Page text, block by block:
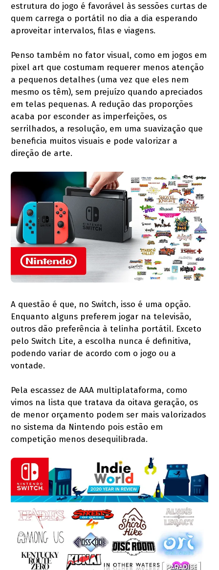
estrutura do jogo é favorável às sessões curtas de
quem carrega o portátil no dia a dia esperando
aproveitar intervalos, filas e viagens.
Penso também no fator visual, como em jogos em
pixel art que costumam requerer menos atenção
a pequenos detalhes (uma vez que eles nem
mesmo os têm), sem prejuízo quando apreciados
em telas pequenas. A redução das proporções
acaba por esconder as imperfeições, os
serrilhados, a resolução, em uma suavização que
beneficia muitos visuais e pode valorizar a
direção de arte.
A questão é que, no Switch, isso é uma opção.
Enquanto alguns preferem jogar na televisão,
outros dão preferência à telinha portátil. Exceto
pelo Switch Lite, a escolha nunca é definitiva,
podendo variar de acordo com o jogo ou a
vontade.
Pela escassez de AAA multiplataforma, como
vimos na lista que tratava da oitava geração, os
de menor orçamento podem ser mais valorizados
no sistema da Nintendo pois estão em
competição menos desequilibrada.